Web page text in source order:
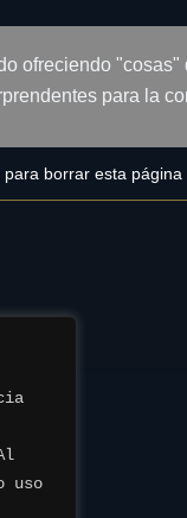
uso
ofreciendo
para la
para borrar esta